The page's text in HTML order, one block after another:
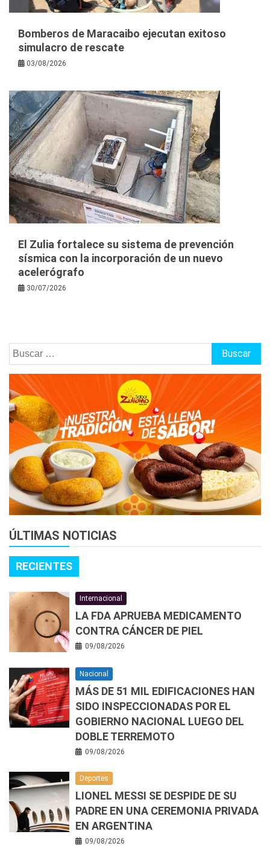
Bomberos de Maracaibo ejecutan exitoso
simulacro de rescate
03/08/2026
El Zulia fortalece su sistema de prevención
sísmica con la incorporación de un nuevo
acelerógrafo
30/07/2026
Buscar:
ÚLTIMAS NOTICIAS
RECIENTES
Internacional
LA FDA APRUEBA MEDICAMENTO
CONTRA CÁNCER DE PIEL
09/08/2026
Nacional
MÁS DE 51 MIL EDIFICACIONES HAN
SIDO INSPECCIONADAS POR EL
GOBIERNO NACIONAL LUEGO DEL
DOBLE TERREMOTO
09/08/2026
Deportes
LIONEL MESSI SE DESPIDE DE SU
PADRE EN UNA CEREMONIA PRIVADA
EN ARGENTINA
09/08/2026